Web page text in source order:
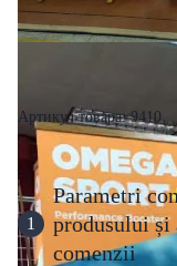
Артикул товара: 9410
1
Parametri
produsului și
comenzii